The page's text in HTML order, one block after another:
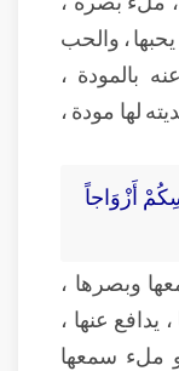
، والحب
بالمودة ،
لها مودة ،
أَزْوَاجاً
وبصرها ،
يدافع عنها ،
ملء سمعها